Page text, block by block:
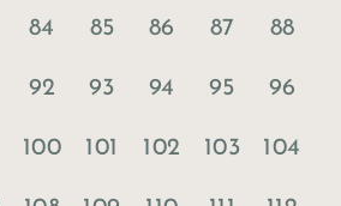
84 85 86 87 88
92 93 94 95 96
100 101 102 103 104